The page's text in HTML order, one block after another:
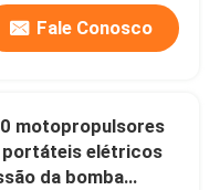
Fale Conosco
motopropulsores
portáteis elétricos
da bomba